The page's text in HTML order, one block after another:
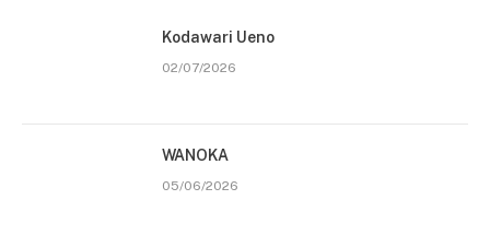
Kodawari Ueno
02/07/2026
WANOKA
05/06/2026